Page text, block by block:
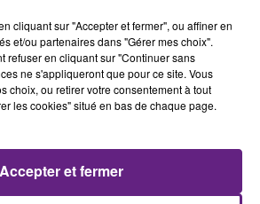
cliquant sur "Accepter et fermer", ou affiner en
et/ou partenaires dans "Gérer mes choix".
refuser en cliquant sur "Continuer sans
ne s'appliqueront que pour ce site. Vous
choix, ou retirer votre consentement à tout
les cookies" situé en bas de chaque page.
Accepter et fermer